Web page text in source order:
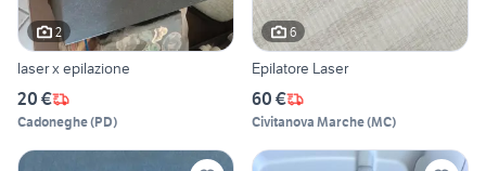
2
laser x epilazione
20 €
Cadoneghe(PD)
6
Epilatore Laser
60 €
Civitanova Marche(MC)